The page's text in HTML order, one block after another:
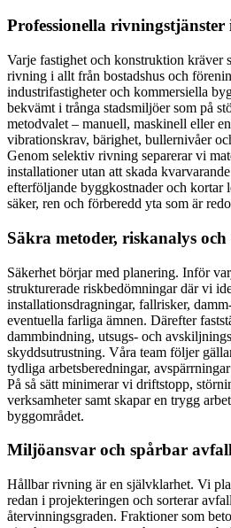
Professionella
Varje fastighet och konstruktion
rivning i allt från bostadshus och
industrifastigheter och kommersiella
bekvämt i trånga stadsmiljöer som på
metodvalet – manuell, maskinell eller
vibrationskrav, bärighet, bullernivåer
Genom selektiv rivning separerar vi
installationer utan att skada
efterföljande byggkostnader och kortar
säker, ren och förberedd yta som är
Säkra metoder, riskanalys
Säkerhet börjar med planering. Inför
strukturerade riskbedömningar där vi
installationsdragningar, fallrisker,
eventuella farliga ämnen. Därefter
dammbindning, utsugs- och
skyddsutrustning. Våra team följer
tydliga arbetsberedningar,
På så sätt minimerar vi driftstopp,
verksamheter samt skapar en trygg
byggområdet.
Miljöansvar och spårbar
Hållbar rivning är en självklarhet. Vi
redan i projekteringen och sorterar
återvinningsgraden. Fraktioner som